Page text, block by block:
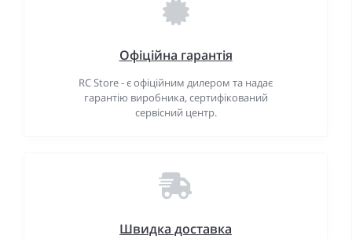
Офіційна гарантія
RC Store - є офіційним дилером та надає
гарантію виробника, сертифікований
сервісний центр.
Швидка доставка